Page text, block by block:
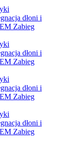
dłoni i
Zabieg
dłoni i
Zabieg
dłoni i
Zabieg
dłoni i
Zabieg